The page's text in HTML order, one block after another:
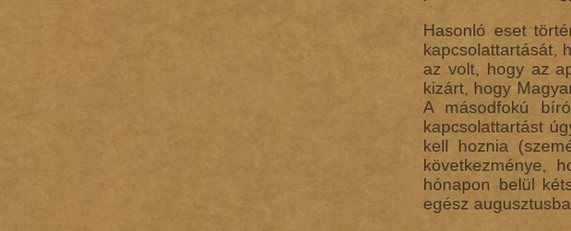
Hasonló eset
kapcsolattartását,
az volt, hogy az
kizárt, hogy
A másodfokú
kapcsolattartást
kell hoznia
következménye,
hónapon belül
egész